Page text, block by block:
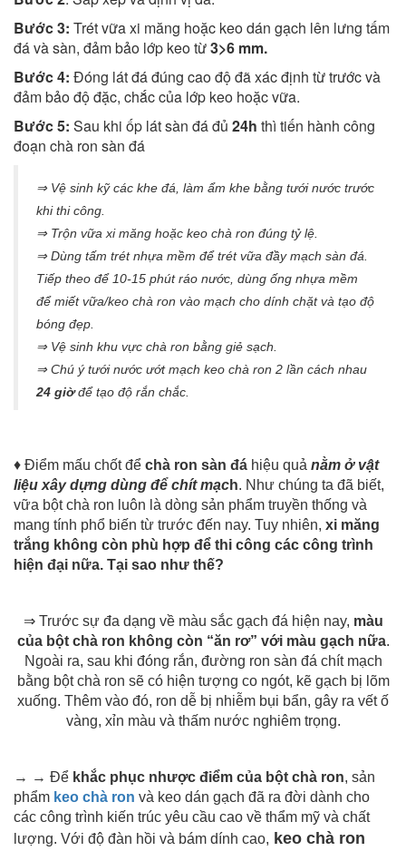
Bước 3: Trét vữa xi măng hoặc keo dán gạch lên lưng tấm
đá và sàn, đảm bảo lớp keo từ3>6 mm.
Bước 4: Đóng lát đá đúng cao độ đã xác định từ trước và
đảm bảo độ đặc, chắc của lớp keo hoặc vữa.
Bước 5: Sau khi ốp lát sàn đá đủ 24h thì tiến hành công
đoạn chà ron sàn đá
⇒ Vệ sinh kỹ các khe đá, làm ẩm khe bằng tưới nước trước
khi thi công.
⇒ Trộn vữa xi măng hoặc keo chà ron đúng tỷ lệ.
⇒ Dùng tấm trét nhựa mềm để trét vữa đầy mạch sàn đá.
Tiếp theo để 10-15 phút ráo nước, dùng ống nhựa mềm
để miết vữa/keo chà ron vào mạch cho dính chặt và tạo độ
bóng đẹp.
⇒ Vệ sinh khu vực chà ron bằng giẻ sạch.
⇒ Chú ý tưới nước ướt mạch keo chà ron 2 lần cách nhau
24 giờđể tạo độ rắn chắc.
♦ Điểm mấu chốt để chà ron sàn đá hiệu quả nằm ở vật
liệu xây dựng dùng để chít mạch. Như chúng ta đã biết,
vữa bột chà ron luôn là dòng sản phẩm truyền thống và
mang tính phổ biến từ trước đến nay. Tuy nhiên, xi măng
trắng không còn phù hợp để thi công các công trình
hiện đại nữa. Tại sao như thế?
⇒ Trước sự đa dạng về màu sắc gạch đá hiện nay, màu
của bột chà ron không còn “ăn rơ” với màu gạch nữa.
Ngoài ra, sau khi đóng rắn, đường ron sàn đá chít mạch
bằng bột chà ron sẽ có hiện tượng co ngót, kẽ gạch bị lõm
xuống. Thêm vào đó, ron dễ bị nhiễm bụi bẩn, gây ra vết ố
vàng, xỉn màu và thấm nước nghiêm trọng.
→ → Để khắc phục nhược điểm của bột chà ron, sản
phẩm keo chà ron và keo dán gạch đã ra đời dành cho
các công trình kiến trúc yêu cầu cao về thẩm mỹ và chất
lượng. Với độ đàn hồi và bám dính cao, keo chà ron